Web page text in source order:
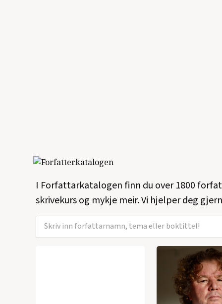
I Forfattarkatalogen finn du over 1800
skrivekurs og mykje meir. Vi hjelper deg